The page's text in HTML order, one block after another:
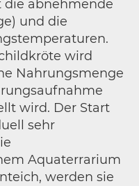
die abnehmende
und die
wird
Nahrungsmenge
wird. Der Start
sehr
Aquaterrarium
werden sie